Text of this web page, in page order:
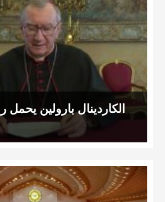
الكاردينال بارولين يحمل